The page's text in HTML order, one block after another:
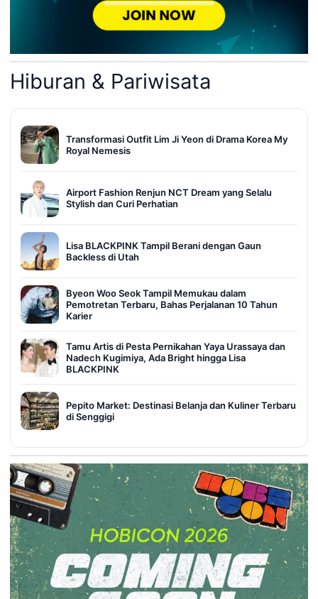
Hiburan & Pariwisata
Transformasi Outfit Lim Ji Yeon di Drama Korea My
Royal Nemesis
Airport Fashion Renjun NCT Dream yang Selalu
Stylish dan Curi Perhatian
Lisa BLACKPINK Tampil Berani dengan Gaun
Backless di Utah
Byeon Woo Seok Tampil Memukau dalam
Pemotretan Terbaru, Bahas Perjalanan 10 Tahun
Karier
Tamu Artis di Pesta Pernikahan Yaya Urassaya dan
Nadech Kugimiya, Ada Bright hingga Lisa
BLACKPINK
Pepito Market: Destinasi Belanja dan Kuliner Terbaru
di Senggigi